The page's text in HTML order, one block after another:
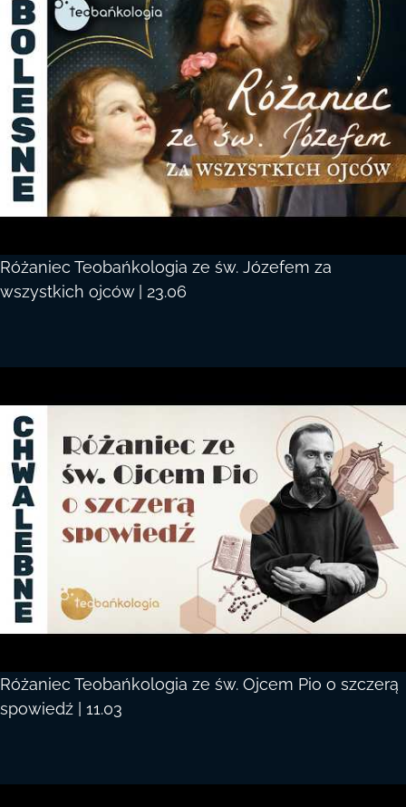
Różaniec Teobańkologia ze św. Józefem za
wszystkich ojców | 23.06
Różaniec Teobańkologia ze św. Ojcem Pio o szczerą
spowiedź | 11.03